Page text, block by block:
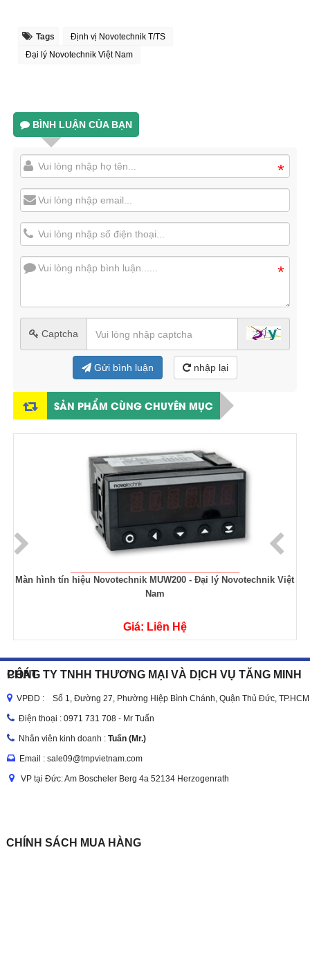
Tags
Định vị Novotechnik T/TS
Đại lý Novotechnik Việt Nam
BÌNH LUẬN CỦA BẠN
*
*
Captcha
Gửi bình luận nhập lại
SẢN PHẨM CÙNG CHUYÊN MỤC
Màn hình tín hiệu Novotechnik MUW200 - Đại lý Novotechnik Việt
Nam
Giá: Liên Hệ
CÔNG TY TNHH THƯƠNG MẠI VÀ DỊCH VỤ TĂNG MINH PHÁT
VPĐD : Số 1, Đường 27, Phường Hiệp Bình Chánh, Quận Thủ Đức, TP.HCM
Điện thoại : 0971 731 708 - Mr Tuấn
Nhân viên kinh doanh : Tuấn (Mr.)
Email : sale09@tmpvietnam.com
VP tại Đức: Am Boscheler Berg 4a 52134 Herzogenrath
CHÍNH SÁCH MUA HÀNG